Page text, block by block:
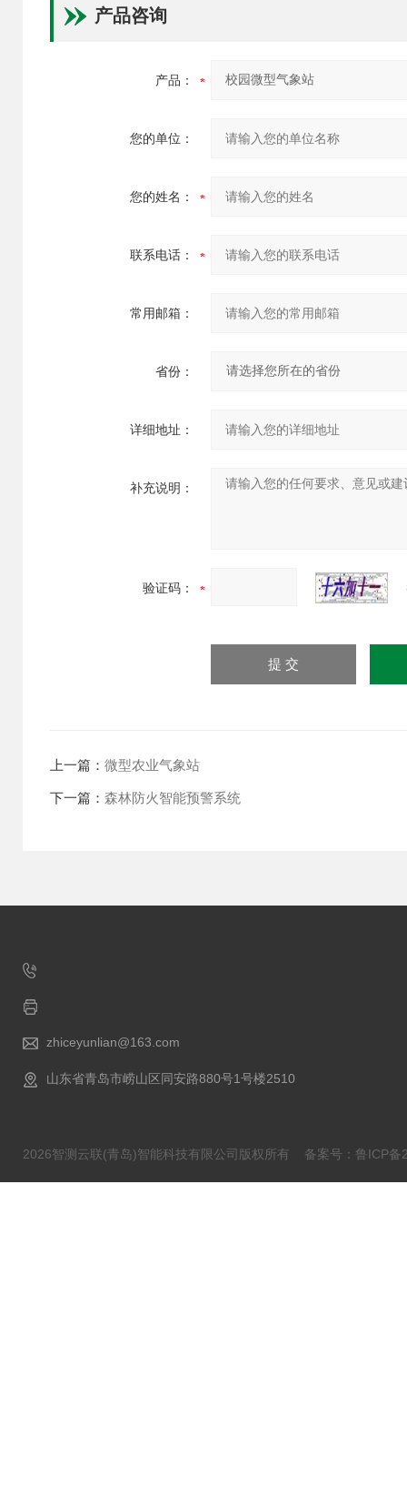
产品咨询
产品：
您的单位：
您的姓名：
联系电话：
常用邮箱：
省份：
详细地址：
补充说明：
验证码：
上一篇： 微型农业气象站
下一篇： 森林防火智能预警系统
zhiceyunlian@163.com
山东省青岛市崂山区同安路880号1号楼2510
2026智测云联(青岛)智能科技有限公司版权所有 备案号：鲁ICP